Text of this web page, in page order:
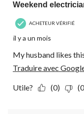
Weekend
ACHETEUR VÉRIFIÉ
il y a un mois
My husband likes
Traduire avec
Utile? (0)